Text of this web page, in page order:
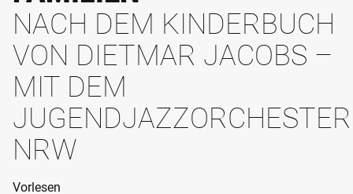
Vorlesen
NACH DEM KINDERBUCH
VON DIETMAR JACOBS –
MIT DEM
JUGENDJAZZORCHESTER
NRW